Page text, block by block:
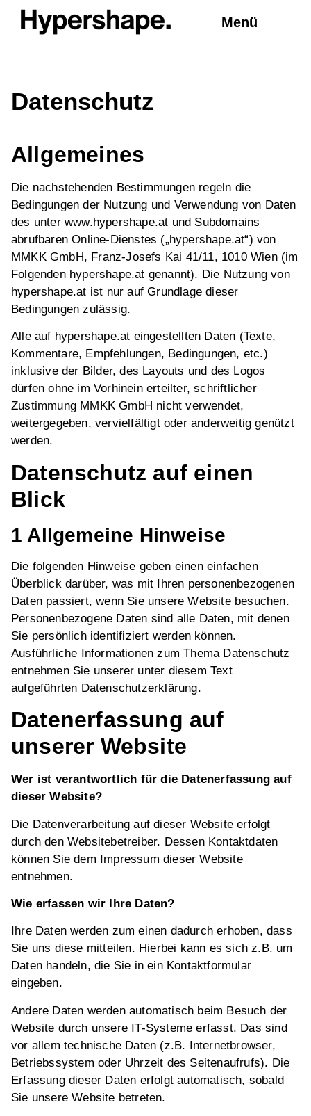
Menü
Datenschutz
Allgemeines
Die nachstehenden Bestimmungen regeln die
Bedingungen der Nutzung und Verwendung von Daten
des unter www.hypershape.at und Subdomains
abrufbaren Online-Dienstes („hypershape.at“) von
MMKK GmbH, Franz-Josefs Kai 41/11, 1010 Wien (im
Folgenden hypershape.at genannt). Die Nutzung von
hypershape.at ist nur auf Grundlage dieser
Bedingungen zulässig.
Alle auf hypershape.at eingestellten Daten (Texte,
Kommentare, Empfehlungen, Bedingungen, etc.)
inklusive der Bilder, des Layouts und des Logos
dürfen ohne im Vorhinein erteilter, schriftlicher
Zustimmung MMKK GmbH nicht verwendet,
weitergegeben, vervielfältigt oder anderweitig genützt
werden.
Datenschutz auf einen
Blick
1 Allgemeine Hinweise
Die folgenden Hinweise geben einen einfachen
Überblick darüber, was mit Ihren personenbezogenen
Daten passiert, wenn Sie unsere Website besuchen.
Personenbezogene Daten sind alle Daten, mit denen
Sie persönlich identifiziert werden können.
Ausführliche Informationen zum Thema Datenschutz
entnehmen Sie unserer unter diesem Text
aufgeführten Datenschutzerklärung.
Datenerfassung auf
unserer Website
Wer ist verantwortlich für die Datenerfassung auf
dieser Website?
Die Datenverarbeitung auf dieser Website erfolgt
durch den Websitebetreiber. Dessen Kontaktdaten
können Sie dem Impressum dieser Website
entnehmen.
Wie erfassen wir Ihre Daten?
Ihre Daten werden zum einen dadurch erhoben, dass
Sie uns diese mitteilen. Hierbei kann es sich z.B. um
Daten handeln, die Sie in ein Kontaktformular
eingeben.
Andere Daten werden automatisch beim Besuch der
Website durch unsere IT-Systeme erfasst. Das sind
vor allem technische Daten (z.B. Internetbrowser,
Betriebssystem oder Uhrzeit des Seitenaufrufs). Die
Erfassung dieser Daten erfolgt automatisch, sobald
Sie unsere Website betreten.